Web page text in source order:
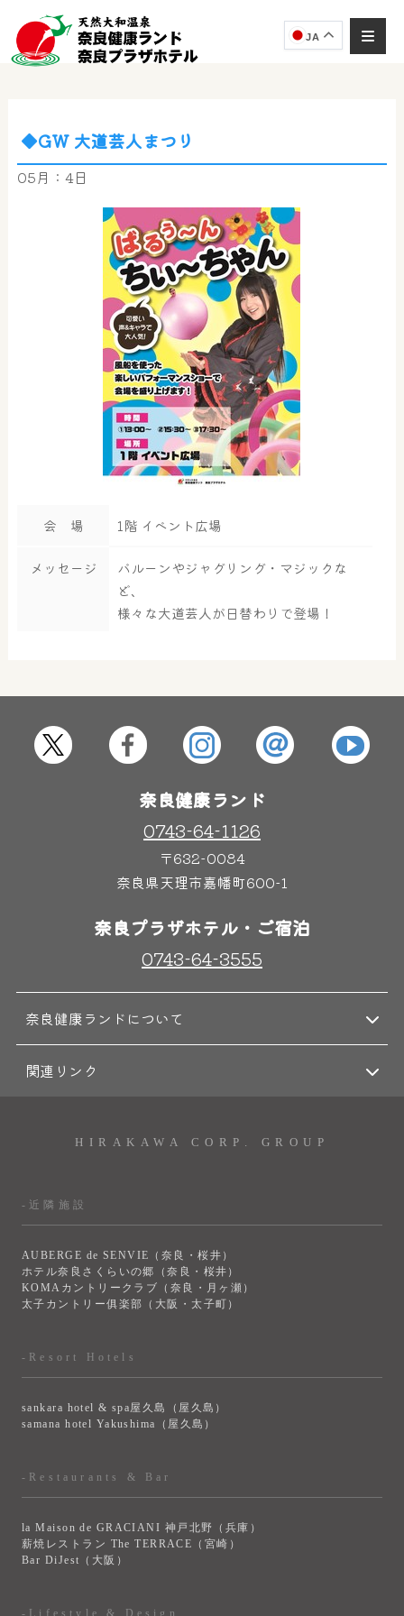
JA
大浴場 サウナ・岩盤浴
はしゃきっズ
◆GW 大道芸人まつり
05月：4日
会 場 1階 イベント広場
メッセージ
バルーンやジャグリング・マジックな
ど、
様々な大道芸人が日替わりで登場！
奈良健康ランド
0743-64-1126
〒632-0084
奈良県天理市嘉幡町600-1
奈良プラザホテル・ご宿泊
0743-64-3555
奈良健康ランドについて
関連リンク
HIRAKAWA CORP. GROUP
-近隣施設
AUBERGE de SENVIE（奈良・桜井）
ホテル奈良さくらいの郷（奈良・桜井）
KOMAカントリークラブ（奈良・月ヶ瀬）
太子カントリー俱楽部（大阪・太子町）
-Resort Hotels
sankara hotel & spa屋久島（屋久島）
samana hotel Yakushima（屋久島）
-Restaurants & Bar
la Maison de GRACIANI 神戸北野（兵庫）
薪焼レストラン The TERRACE（宮崎）
Bar DiJest（大阪）
-Lifestyle & Design
奈良健康ランド AIコンシェルジュです。
ご質問をお伺いします。